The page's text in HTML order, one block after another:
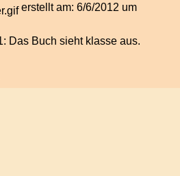
erstellt am: 6/6/2012 um
Das Buch sieht klasse aus.